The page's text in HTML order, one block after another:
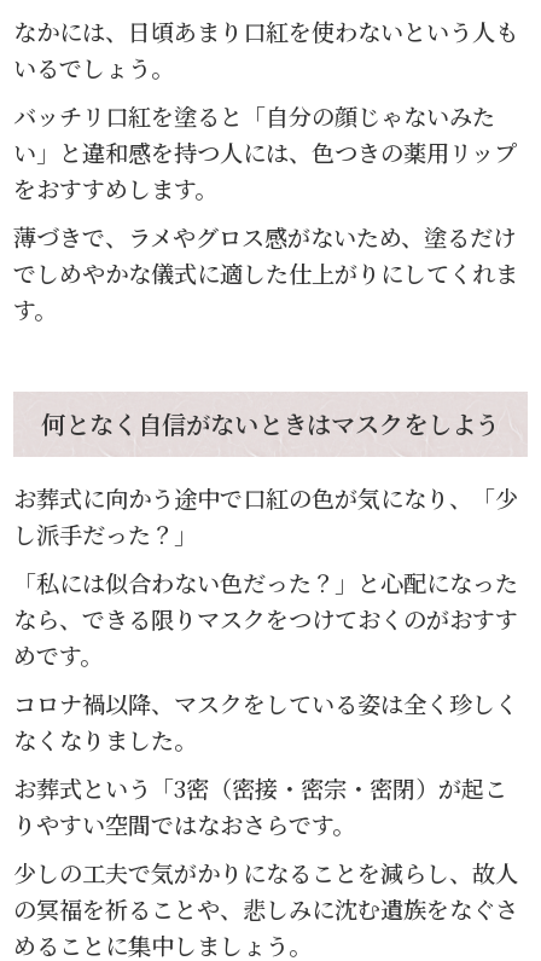
なかには、日頃あまり口紅を使わないという人も
いるでしょう。
バッチリ口紅を塗ると「自分の顔じゃないみた
い」と違和感を持つ人には、色つきの薬用リップ
をおすすめします。
薄づきで、ラメやグロス感がないため、塗るだけ
でしめやかな儀式に適した仕上がりにしてくれま
す。
何となく自信がないときはマスクをしよう
お葬式に向かう途中で口紅の色が気になり、「少
し派手だった？」
「私には似合わない色だった？」と心配になった
なら、できる限りマスクをつけておくのがおすす
めです。
コロナ禍以降、マスクをしている姿は全く珍しく
なくなりました。
お葬式という「3密（密接・密宗・密閉）が起こ
りやすい空間ではなおさらです。
少しの工夫で気がかりになることを減らし、故人
の冥福を祈ることや、悲しみに沈む遺族をなぐさ
めることに集中しましょう。